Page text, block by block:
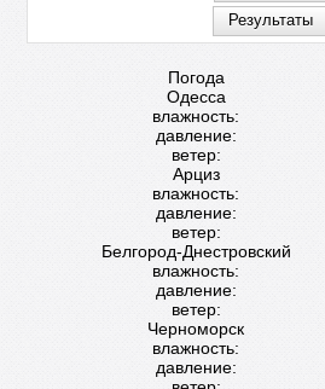
Погода
Одесса
влажность:
давление:
ветер:
Арциз
влажность:
давление:
ветер:
Белгород-Днестровский
влажность:
давление:
ветер:
Черноморск
влажность:
давление: